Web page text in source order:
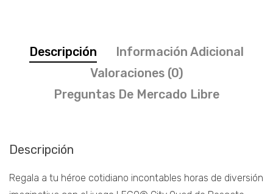
Descripción
Información Adicional
Valoraciones (0)
Preguntas De Mercado Libre
Descripción
Regala a tu héroe cotidiano incontables horas de diversión